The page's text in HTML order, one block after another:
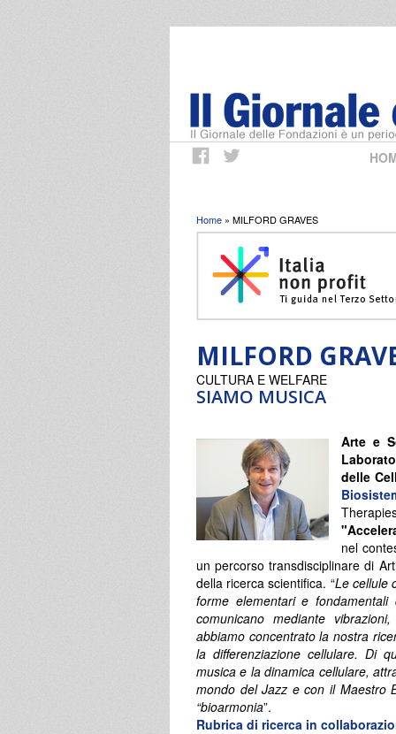
Tu sei qui
Home » MILFORD GRAVES
MILFORD
SIAMO MUSICA
CULTURA E WELFARE
Arte e
delle
nel
un percorso transdisciplinare di
della ricerca scientifica. “Le cellule
forme elementari e
comunicano mediante
abbiamo concentrato la nostra
la differenziazione cellulare. Di
musica e la dinamica cellulare,
mondo del Jazz e con il Maestro
“bioarmonia”.
Rubrica di ricerca in